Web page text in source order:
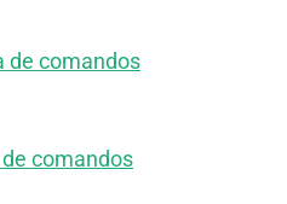
de comandos
comandos